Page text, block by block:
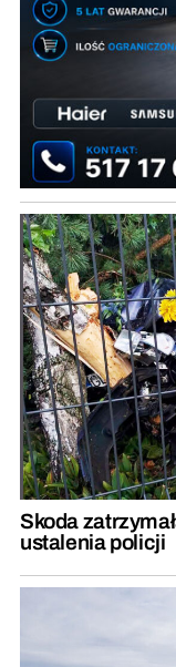
Skoda
ustalenia policji